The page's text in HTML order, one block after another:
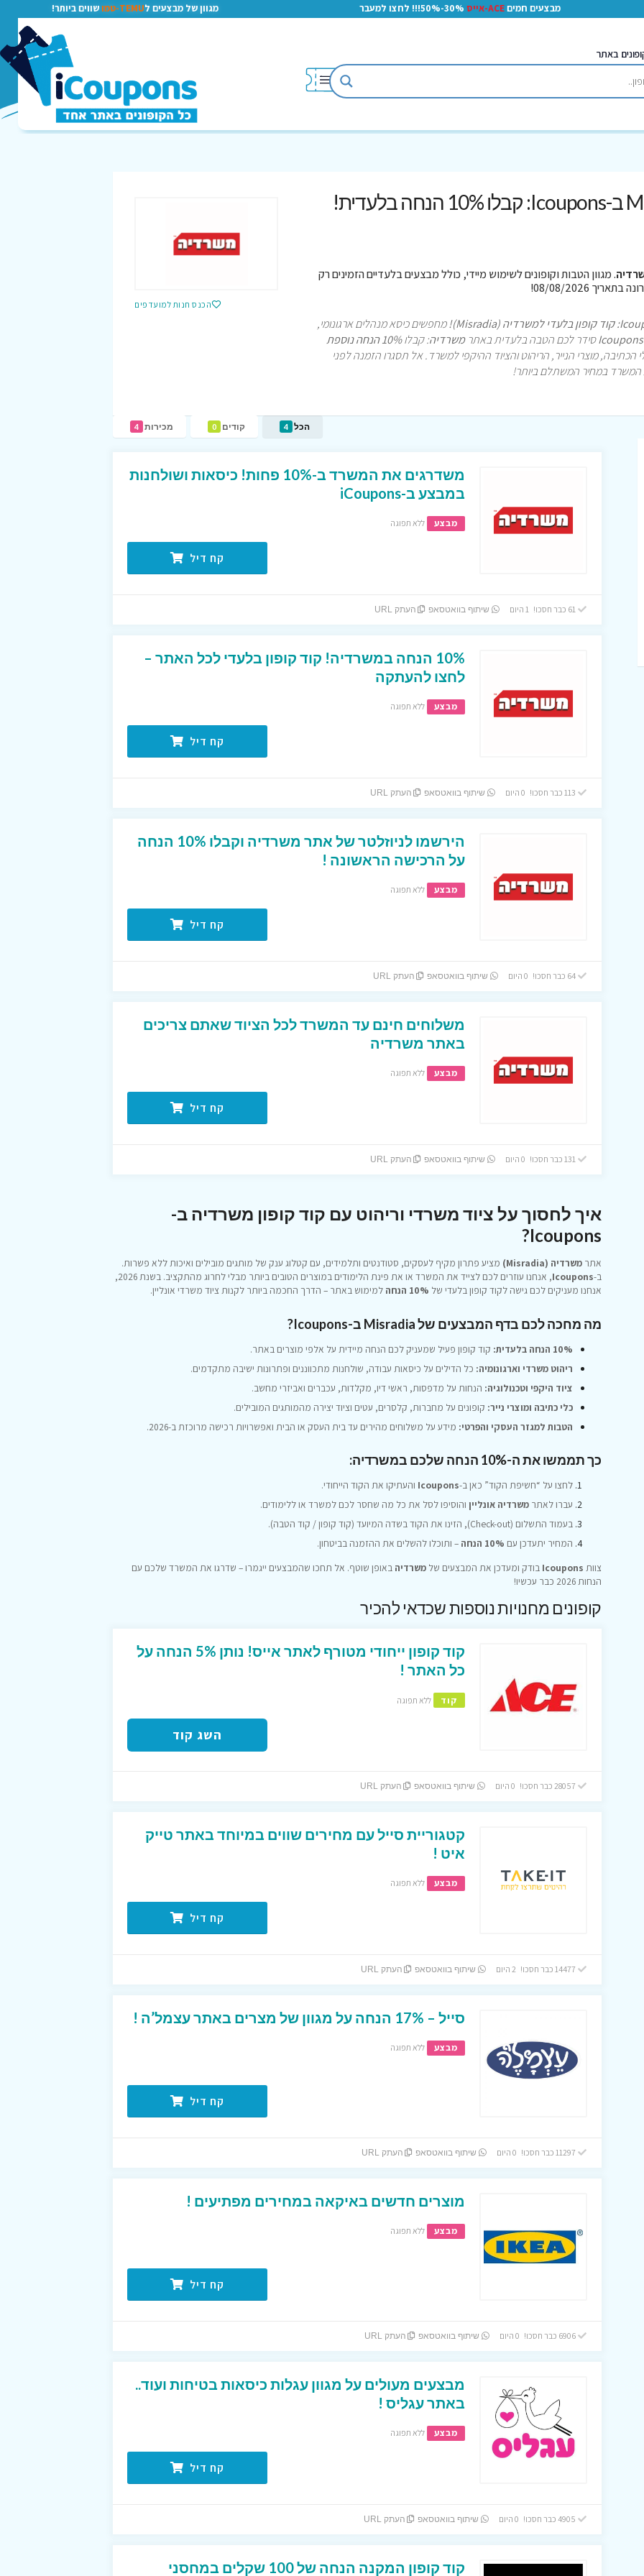
מבצעים חמיםACE-אייס 30%-50%!!! לחצו למעבר מגוון של מבצעים לTEMU-טמו שווים ביותר!
באתר
הכנס חנות למועדפים
קוד קופון משרדיה Misradia ב-Icoupons: קבלו 10% הנחה בלעדית!
. מגוון הטבות וקופונים לשימוש מיידי, כולל מבצעים בלעדיים הזמינים רק
מחפשים כיסא מנהלים ארגונומי,
Icouponsסידר לכם הטבה בלעדית באתרמשרדיה: קבלו10% הנחה נוספת
הכתיבה, מוצרי הנייר, הריהוט והציוד ההיקפי למשרד. אל תסגרו הזמנה לפני
הכל 4 קודים 0 מכירות 4
משדרגים את המשרד ב-10% פחות! כיסאות ושולחנות
במבצע ב-iCoupons
מבצע ללא תפוגה
קח דיל
61 כבר חסכו! 1 היום שיתוף בוואטסאפ העתק URL
10% הנחה במשרדיה! קוד קופון בלעדי לכל האתר –
לחצו להעתקה
מבצע ללא תפוגה
קח דיל
שיתוף בוואטסאפ העתק URL
הירשמו לניוזלטר של אתר משרדיה וקבלו 10% הנחה
על הרכישה הראשונה !
מבצע ללא תפוגה
קח דיל
64 כבר חסכו! 0 היום שיתוף בוואטסאפ העתק URL
משלוחים חינם עד המשרד לכל הציוד שאתם צריכים
באתר משרדיה
מבצע ללא תפוגה
קח דיל
131 כבר חסכו! 0 היום שיתוף בוואטסאפ העתק URL
איך לחסוך על ציוד משרדי וריהוט עם קוד קופון משרדיה ב-
Icoupons?
אתר משרדיה (Misradia)
מציע פתרון מקיף לעסקים, סטודנטים ותלמידים, עם קטלוג ענק של מותגים מובילים ואיכות ללא פשרות.
ב-Icoupons
, אנחנו עוזרים לכם לצייד את המשרד או את פינת הלימודים במוצרים הטובים ביותר מבלי לחרוג מהתקציב. בשנת 2026,
אנחנו מעניקים לכם גישה לקוד קופון בלעדי של 10% הנחה למימוש באתר – הדרך החכמה ביותר לקנות ציוד משרדי אונליין.
מה מחכה לכם בדף המבצעים של Misradia ב-Icoupons?
10% הנחה בלעדית:
קוד קופון פעיל שמעניק לכם הנחה מיידית על אלפי מוצרים באתר.
ריהוט משרדי וארגונומיה: כל הדילים על כיסאות עבודה, שולחנות מתכווננים ופתרונות ישיבה מתקדמים.
ציוד היקפי וטכנולוגיה: הנחות על מדפסות, ראשי דיו, מקלדות, עכברים ואביזרי מחשב.
כלי כתיבה ומוצרי נייר: קופונים על מחברות, קלסרים, עטים וציוד יצירה מהמותגים המובילים.
הטבות למגזר העסקי והפרטי: מידע על משלוחים מהירים עד בית העסק או הבית ואפשרויות רכישה מרוכזת ב-2026.
כך תממשו את ה-10% הנחה שלכם במשרדיה:
לחצו על “חשיפת הקוד” כאן ב-Icoupons והעתיקו את הקוד הייחודי.
עברו לאתר משרדיה אונליין והוסיפו לסל את כל מה שחסר לכם למשרד או ללימודים.
בעמוד התשלום (Check-out), הזינו את הקוד בשדה המיועד (קוד קופון / קוד הטבה).
המחיר יתעדכן עם 10% הנחה
– ותוכלו להשלים את ההזמנה בביטחון.
צוות Icoupons בודק ומעדכן את המבצעים של משרדיה באופן שוטף. אל תחכו שהמבצעים ייגמרו – שדרגו את המשרד שלכם עם
הנחות 2026 כבר עכשיו!
קופונים מחנויות נוספות שכדאי להכיר
קוד קופון ייחודי מטורף לאתר אייס! נותן 5% הנחה על
כל האתר !
קוד ללא תפוגה
השג קוד
שיתוף בוואטסאפ העתק URL
קטגוריית סייל עם מחירים שווים במיוחד באתר טייק
איט !
מבצע ללא תפוגה
קח דיל
שיתוף בוואטסאפ העתק URL
סייל – 17% הנחה על מגוון של מצרים באתר עצמל’ה !
מבצע ללא תפוגה
קח דיל
שיתוף בוואטסאפ העתק URL
מוצרים חדשים באיקאה במחירים מפתיעים !
מבצע ללא תפוגה
קח דיל
6906 כבר חסכו! 0 היום שיתוף בוואטסאפ העתק URL
מבצעים מעולים על מגוון עגלות כיסאות בטיחות ועוד..
באתר עגליס !
מבצע ללא תפוגה
קח דיל
שיתוף בוואטסאפ העתק URL
קוד קופון המקנה הנחה של 100 שקלים במחסני